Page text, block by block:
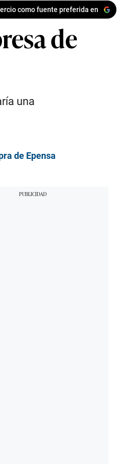
como fuente preferida en
de
una
de Epensa